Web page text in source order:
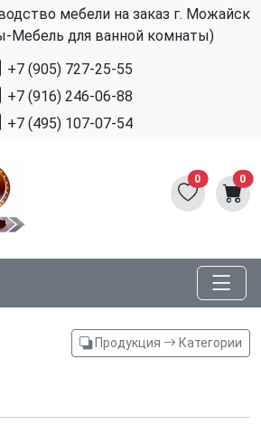
мебели на заказ г. Можайск
Мебель для ванной комнаты)
+7 (905) 727-25-55
+7 (916) 246-06-88
+7 (495) 107-07-54
0 0
Продукция Категории